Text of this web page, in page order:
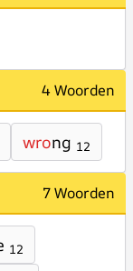
4 Woorden
wrong 12
7 Woorden
12